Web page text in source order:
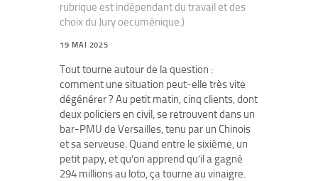
rubrique est indépendant du travail et des
choix du Jury oecuménique.)
19 MAI 2025
Tout tourne autour de la question :
comment une situation peut-elle très vite
dégénérer ? Au petit matin, cinq clients, dont
deux policiers en civil, se retrouvent dans un
bar-PMU de Versailles, tenu par un Chinois
et sa serveuse. Quand entre le sixième, un
petit papy, et qu’on apprend qu’il a gagné
294 millions au loto, ça tourne au vinaigre.